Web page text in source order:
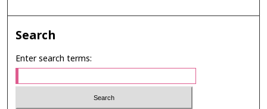
Search
Enter search terms: